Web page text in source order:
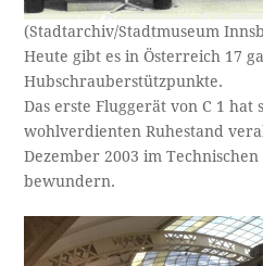
(Stadtarchiv/Stadtmuseum
Heute gibt es in Österreich 17
Hubschrauberstützpunkte.
Das erste Fluggerät von C 1 hat
wohlverdienten Ruhestand
Dezember 2003 im
bewundern.